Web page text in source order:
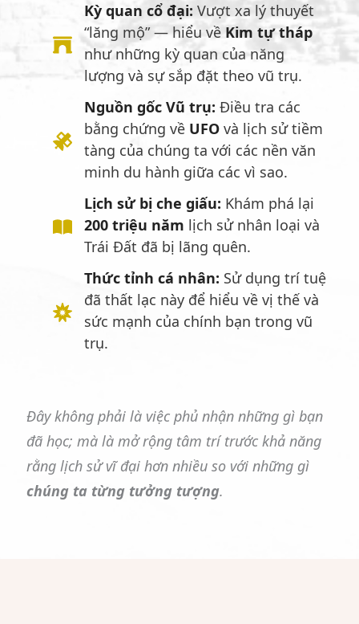
Kỳ quan cổ đại: Vượt xa lý thuyết
“lăng mộ” — hiểu về Kim tự tháp
như những kỳ quan của năng
lượng và sự sắp đặt theo vũ trụ.
Nguồn gốc Vũ trụ: Điều tra các
bằng chứng về UFOvà lịch sử tiềm
tàng của chúng ta với các nền văn
minh du hành giữa các vì sao.
Lịch sử bị che giấu: Khám phá lại
200 triệu năm lịch sử nhân loại và
Trái Đất đã bị lãng quên.
Thức tỉnh cá nhân: Sử dụng trí tuệ
đã thất lạc này để hiểu về vị thế và
sức mạnh của chính bạn trong vũ
trụ.
Đây không phải là việc phủ nhận những gì bạn
đã học; mà là mở rộng tâm trí trước khả năng
rằng lịch sử vĩ đại hơn nhiều so với những gì
chúng ta từng tưởng tượng.